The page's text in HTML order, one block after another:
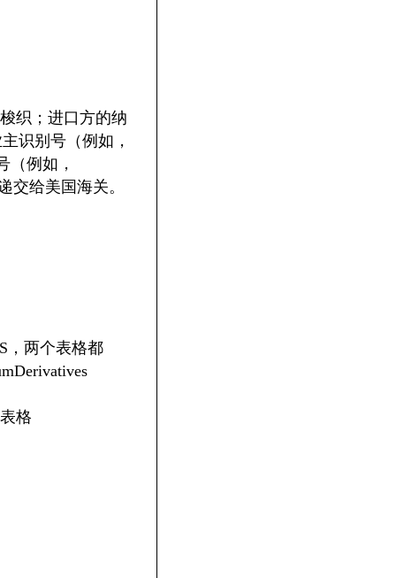
织；进口方的纳
识别号（例如，
（例如，
交给美国海关。
，两个表格都
格